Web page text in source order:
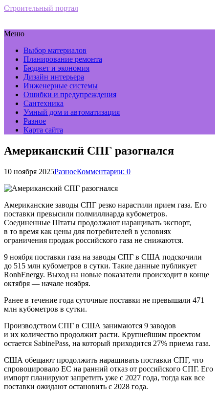
Строительный портал
Меню
Выбор материалов
Планирование ремонта
Бюджет и экономия
Дизайн интерьера
Инженерные системы
Ошибки и предупреждения
Сантехника
Умный дом и автоматизация
Разное
Карта сайта
Американский СПГ разогнался
10 ноября 2025РазноеКомментарии: 0
Американские заводы СПГ резко нарастили прием газа. Его
поставки превысили полмиллиарда кубометров.
Соединенные Штаты продолжают наращивать экспорт,
в то время как цены для потребителей в условиях
ограничения продаж российского газа не снижаются.
9 ноября поставки газа на заводы СПГ в США подскочили
до 515 млн кубометров в сутки. Такие данные публикует
RonhEnergy. Выход на новые показатели происходит в конце
октября — начале ноября.
Ранее в течение года суточные поставки не превышали 471
млн кубометров в сутки.
Производством СПГ в США занимаются 9 заводов
и их количество продолжит расти. Крупнейшим проектом
остается SabinePass, на который приходится 27% приема газа.
США обещают продолжить наращивать поставки СПГ, что
спровоцировало ЕС на ранний отказ от российского СПГ. Его
импорт планируют запретить уже с 2027 года, тогда как все
поставки ожидают остановить с 2028 года.